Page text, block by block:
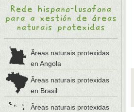
Ãreas naturais protexidas
en Angola
Ãreas naturais protexidas
en Brasil
Ãreas naturais protexidas